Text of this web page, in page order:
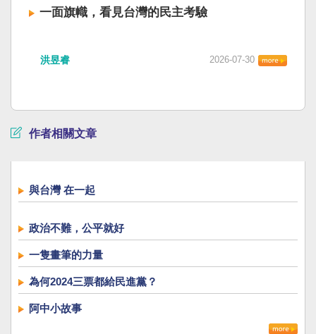
一面旗幟，看見台灣的民主考驗
洪昱睿 2026-07-30
作者相關文章
與台灣 在一起
政治不難，公平就好
一隻畫筆的力量
為何2024三票都給民進黨？
阿中小故事